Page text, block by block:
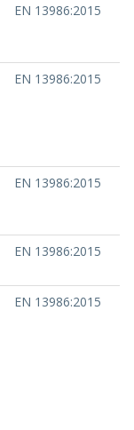
EN 13986:2015
EN 13986:2015
EN 13986:2015
EN 13986:2015
EN 13986:2015